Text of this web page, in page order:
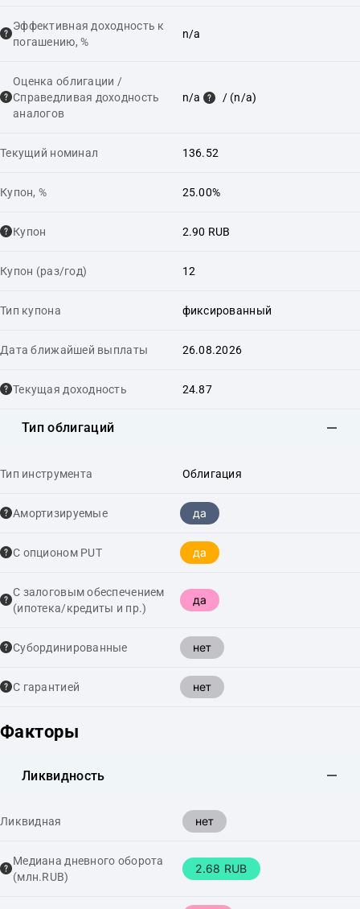
Эффективная доходность к
погашению, %
n/a
Оценка облигации /
Справедливая доходность
аналогов
n/a / (n/a)
Текущий номинал 136.52
Купон, % 25.00%
Купон 2.90 RUB
Купон (раз/год) 12
Тип купона фиксированный
Дата ближайшей выплаты 26.08.2026
Текущая доходность 24.87
Тип облигаций
Тип инструмента Облигация
Амортизируемые да
С опционом PUT да
С залоговым обеспечением
(ипотека/кредиты и пр.)
да
Cубординированные нет
С гарантией нет
Факторы
Ликвидность
Ликвидная нет
Медиана дневного оборота
(млн.RUB)
2.68 RUB